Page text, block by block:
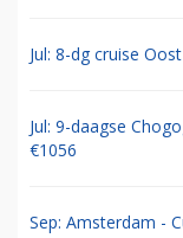
Jul: 8-dg cruise
Jul: 9-daagse
€1056
Sep: Amsterdam -